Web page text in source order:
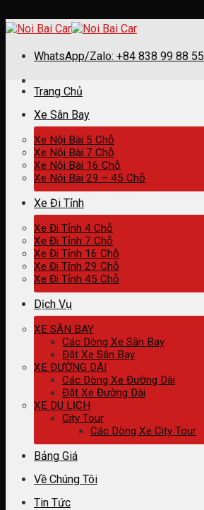
WhatsApp/Zalo: +84 838 99 88 55
Trang Chủ
Xe Sân Bay
Xe Nội Bài 5 Chỗ
Xe Nội Bài 7 Chỗ
Xe Nội Bài 16 Chỗ
Xe Nội Bài 29 – 45 Chỗ
Xe Đi Tỉnh
Xe Đi Tỉnh 4 Chỗ
Xe Đi Tỉnh 7 Chỗ
Xe Đi Tỉnh 16 Chỗ
Xe Đi Tỉnh 29 Chỗ
Xe Đi Tỉnh 45 Chỗ
Dịch Vụ
XE SÂN BAY
Các Dòng Xe Sân Bay
Đặt Xe Sân Bay
XE ĐƯỜNG DÀI
Các Dòng Xe Đường Dài
Đặt Xe Đường Dài
XE DU LỊCH
City Tour
Các Dòng Xe City Tour
Bảng Giá
Về Chúng Tôi
Tin Tức